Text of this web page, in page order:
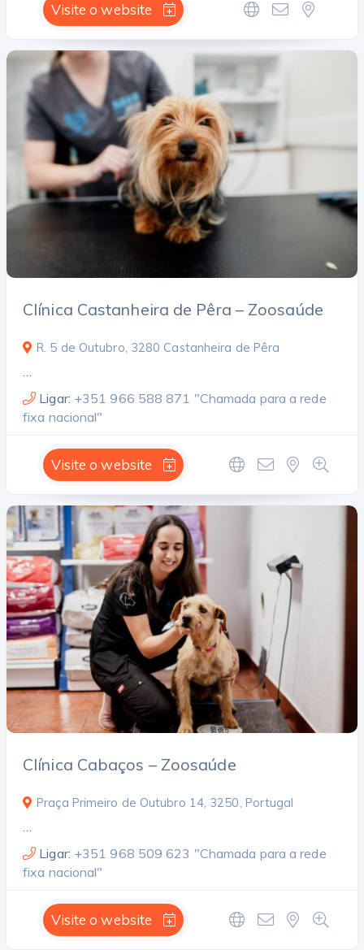
Visite o website
Clínica Castanheira de Pêra – Zoosaúde
R. 5 de Outubro, 3280 Castanheira de Pêra
…
Ligar: +351 966 588 871 "Chamada para a rede
fixa nacional"
Visite o website
Clínica Cabaços – Zoosaúde
Praça Primeiro de Outubro 14, 3250, Portugal
…
Ligar: +351 968 509 623 "Chamada para a rede
fixa nacional"
Visite o website